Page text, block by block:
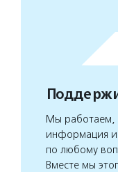
Мы работаем,
информация и
по любому
Вместе мы